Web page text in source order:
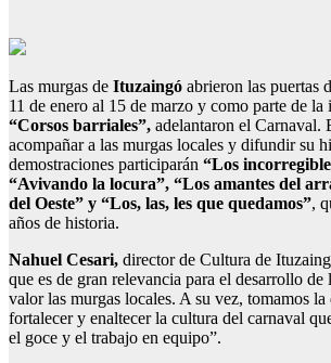
Las murgas de Ituzaingó abrieron las puertas
11 de enero al 15 de marzo y como parte de
“Corsos barriales”, adelantaron el Carnaval.
acompañar a las murgas locales y difundir su
demostraciones participarán “Los
“Avivando la locura”, “Los amantes del
del Oeste” y “Los, las, les que quedamos”,
años de historia.
Nahuel Cesari, director de Cultura de
que es de gran relevancia para el desarrollo de
valor las murgas locales. A su vez, tomamos
fortalecer y enaltecer la cultura del carnaval
el goce y el trabajo en equipo”.